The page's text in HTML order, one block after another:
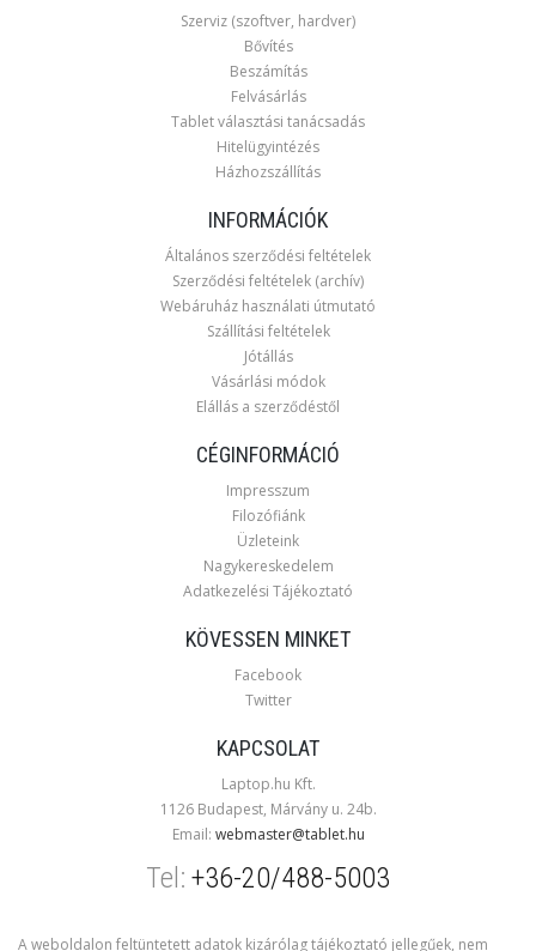
Szerviz (szoftver, hardver)
Bővítés
Beszámítás
Felvásárlás
Tablet választási tanácsadás
Hitelügyintézés
Házhozszállítás
INFORMÁCIÓK
Általános szerződési feltételek
Szerződési feltételek (archív)
Webáruház használati útmutató
Szállítási feltételek
Jótállás
Vásárlási módok
Elállás a szerződéstől
CÉGINFORMÁCIÓ
Impresszum
Filozófiánk
Üzleteink
Nagykereskedelem
Adatkezelési Tájékoztató
KÖVESSEN MINKET
Facebook
Twitter
KAPCSOLAT
Laptop.hu Kft.
1126 Budapest, Márvány u. 24b.
Email: webmaster@tablet.hu
Tel: +36-20/488-5003
A weboldalon feltüntetett adatok kizárólag tájékoztató jellegűek, nem